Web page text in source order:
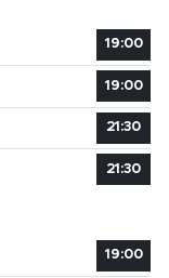
19:00
19:00
21:30
21:30
19:00